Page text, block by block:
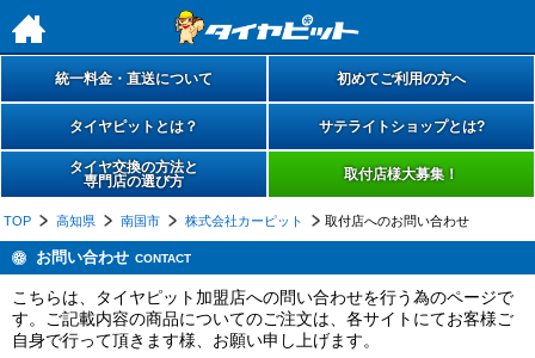
h
統一料金・直送について 初めてご利用の方へ
タイヤピットとは？ サテライトショップとは?
タイヤ交換の方法と
専門店の選び方
取付店様大募集！
TOP 高知県 南国市 株式会社カーピット 取付店へのお問い合わせ
お問い合わせ CONTACT
こちらは、タイヤピット加盟店への問い合わせを行う為のページで
す。ご記載内容の商品についてのご注文は、各サイトにてお客様ご
自身で行って頂きます様、お願い申し上げます。